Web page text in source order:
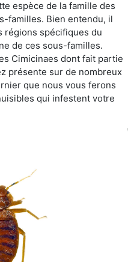
espèce de la famille des
familles. Bien entendu, il
régions spécifiques du
de ces sous-familles.
Cimicinaes dont fait partie
présente sur de nombreux
que nous vous ferons
qui infestent votre